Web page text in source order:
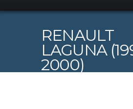
RENAULT
LAGUNA
2000)